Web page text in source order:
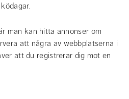
man kan hitta annonser om
att några av webbplatserna i
att du registrerar dig mot en